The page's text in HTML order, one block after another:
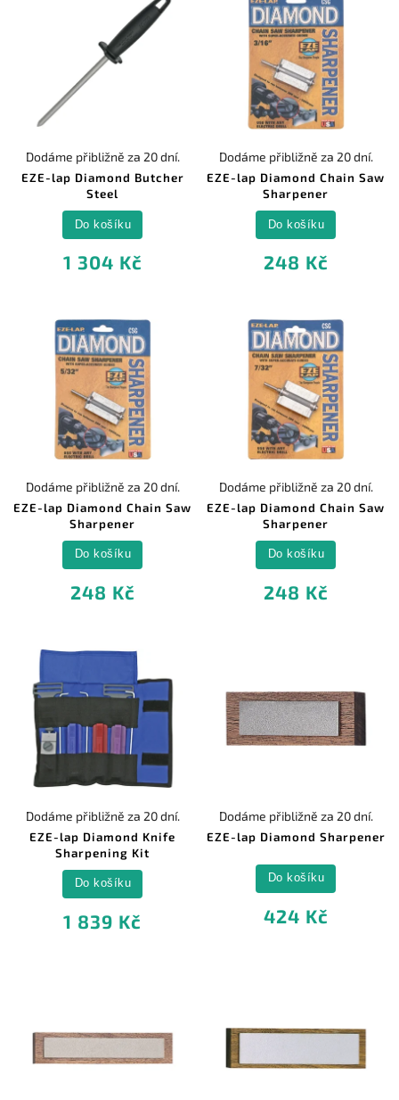
EZE-lap Diamond Butcher
Steel
Dodáme přibližně za 20 dní.
1 304 Kč
Do košíku
EZE-lap Diamond Chain Saw
Sharpener
Dodáme přibližně za 20 dní.
248 Kč
Do košíku
EZE-lap Diamond Chain Saw
Sharpener
Dodáme přibližně za 20 dní.
248 Kč
Do košíku
EZE-lap Diamond Chain Saw
Sharpener
Dodáme přibližně za 20 dní.
248 Kč
Do košíku
EZE-lap Diamond Knife
Sharpening Kit
Dodáme přibližně za 20 dní.
1 839 Kč
Do košíku
EZE-lap Diamond Sharpener
Dodáme přibližně za 20 dní.
424 Kč
Do košíku